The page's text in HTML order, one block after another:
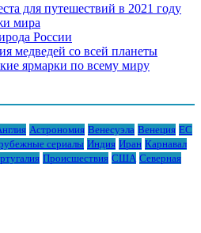
для путешествий в 2021 году
мира
России
медведей со всей планеты
ярмарки по всему миру
Астрономия Венесуэла Венеция ЕС
сериалы Индия Иран Карнавал
Происшествия США Северная